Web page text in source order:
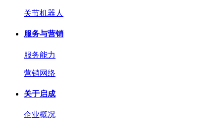
关节机器人
服务与营销
服务能力
营销网络
关于启成
企业概况